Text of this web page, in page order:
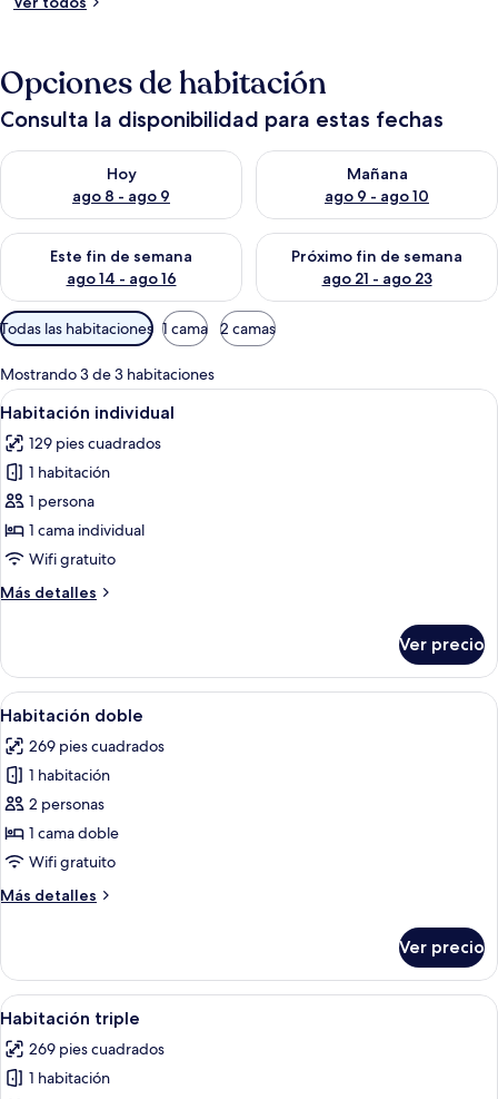
Opciones de habitación
Consulta la disponibilidad para estas fechas
Hoy
ago 8 - ago 9
Consulta la disponibilidad para hoy ago 8 - ago 9
Mañana
ago 9 - ago 10
Consulta la disponibilidad
Este fin de semana
ago 14 - ago 16
Consulta la disponibilidad para este fin de semana ago 14 -
Próximo fin de semana
ago 21 - ago 23
Consulta la disponibilidad
Filtros
disponibles
para
las
habitaciones
Todas las habitaciones 1 cama 2 camas
Mostrando 3 de 3 habitaciones
Abrir
todas
las
fotos
de
Habitación
individual
3
Habitación individual
129 pies cuadrados
1 habitación
1 persona
1 cama individual
Wifi gratuito
Más detalles
Más
individual
Ver precio
Abrir
todas
las
fotos
de
Habitación
doble
3
Habitación doble
269 pies cuadrados
1 habitación
2 personas
1 cama doble
Wifi gratuito
Más detalles
Más
doble
Ver precio
Abrir
todas
las
fotos
6
Habitación triple
269 pies cuadrados
1 habitación